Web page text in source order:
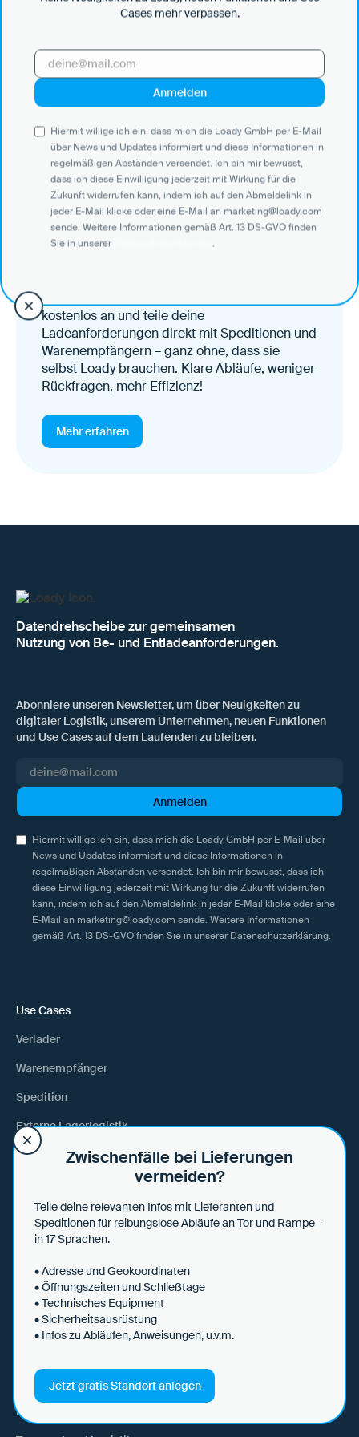
Beratungsgespräch
vereinbaren
Stelle alle Fragen und gewinne eine
Vorstellung vom Potenzial für die
Demo vereinbaren
Standort anlegen, Daten teilen
Lege deinen Standort in wenigen Minuten
kostenlos an und teile deine
Ladeanforderungen direkt mit Speditionen und
Warenempfängern – ganz ohne, dass sie
selbst Loady brauchen. Klare Abläufe, weniger
Rückfragen, mehr Effizienz!
Mehr erfahren
Datendrehscheibe zur gemeinsamen
Nutzung von Be- und Entladeanforderungen.
Abonniere unseren Newsletter, um über Neuigkeiten zu
digitaler Logistik, unserem Unternehmen, neuen Funktionen
und Use Cases auf dem Laufenden zu bleiben.
Hiermit willige ich ein, dass mich die Loady GmbH per E-Mail über
News und Updates informiert und diese Informationen in
regelmäßigen Abständen versendet. Ich bin mir bewusst, dass ich
diese Einwilligung jederzeit mit Wirkung für die Zukunft widerrufen
kann, indem ich auf den Abmeldelink in jeder E-Mail klicke oder eine
E-Mail an marketing@loady.com sende. Weitere Informationen
gemäß Art. 13 DS-GVO finden Sie in unserer Datenschutzerklärung.
Use Cases
Verlader
Warenempfänger
Spedition
Externe Lagerlogistik
Abfallwirtschaft und Energie
Automobil
Baugewerbe
Chemie
Distribution und Retail
Lebens- und Futtermittel
Maschinenbau
Zwischenfälle bei Lieferungen
vermeiden?
Teile deine relevanten Infos mit Lieferanten und
Speditionen für reibungslose Abläufe an Tor und Rampe -
in 17 Sprachen.
• Adresse und Geokoordinaten
• Öffnungszeiten und Schließtage
• Technisches Equipment
• Sicherheitsausrüstung
• Infos zu Abläufen, Anweisungen, u.v.m.
Jetzt gratis Standort anlegen
Cases mehr verpassen.
Hiermit willige ich ein, dass mich die Loady GmbH per E-Mail
über News und Updates informiert und diese Informationen in
regelmäßigen Abständen versendet. Ich bin mir bewusst,
dass ich diese Einwilligung jederzeit mit Wirkung für die
Zukunft widerrufen kann, indem ich auf den Abmeldelink in
jeder E-Mail klicke oder eine E-Mail an marketing@loady.com
sende. Weitere Informationen gemäß Art. 13 DS-GVO finden
Sie in unserer
.